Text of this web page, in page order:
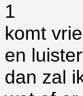
1
komt
en
dan zal